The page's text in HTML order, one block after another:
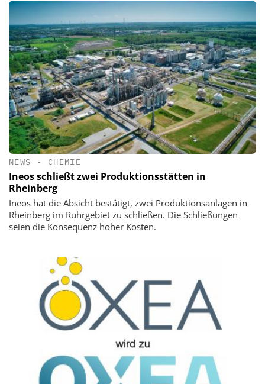
NEWS • CHEMIE
Ineos schließt zwei Produktionsstätten in
Rheinberg
Ineos hat die Absicht bestätigt, zwei Produktionsanlagen in
Rheinberg im Ruhrgebiet zu schließen. Die Schließungen
seien die Konsequenz hoher Kosten.